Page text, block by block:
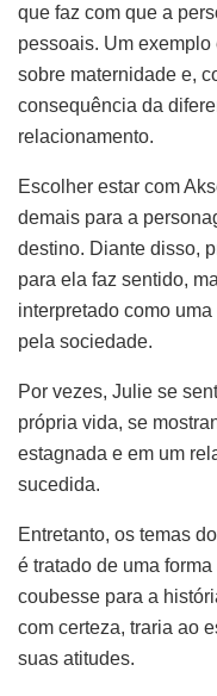
que faz com que a
pessoais. Um
sobre maternidade e,
consequência da
relacionamento.
Escolher estar com
demais para a
destino. Diante disso,
para ela faz sentido,
interpretado como
pela sociedade.
Por vezes, Julie se
própria vida, se
estagnada e em um
sucedida.
Entretanto, os temas
é tratado de uma
coubesse para a
com certeza, traria ao
suas atitudes.